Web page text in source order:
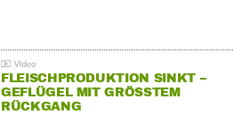
FLEISCHPRODUKTION SINKT –
GEFLÜGEL MIT GRÖSSTEM R
ÜCKGANG